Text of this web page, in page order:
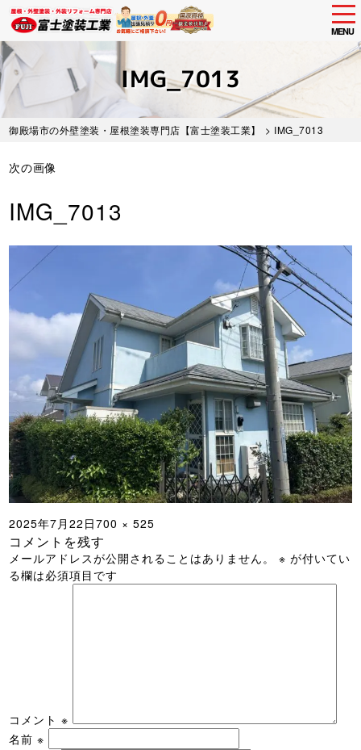
Skip
to
main
content
MENU
IMG_7013
御殿場市の外壁塗装・屋根塗装専門店【富士塗装工業】 > IMG_7013
次の画像
IMG_7013
投
稿
日:
2025年7月22日フ
ル
サ
イ
700 × 525
コメントを残す
メールアドレスが公開されることはありません。 ※ が付いてい
る欄は必須項目です
コメント※
名前※